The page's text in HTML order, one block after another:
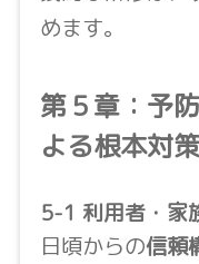
めます。
第５章：予
よる根本対策
5-1 利用者・家
日頃からの信頼